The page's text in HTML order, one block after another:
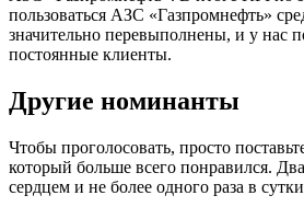
пользоваться АЗС «Газпромнефть»
значительно перевыполнены, и у нас
постоянные клиенты.
Другие номинанты
Чтобы проголосовать, просто
который больше всего понравился.
сердцем и не более одного раза в